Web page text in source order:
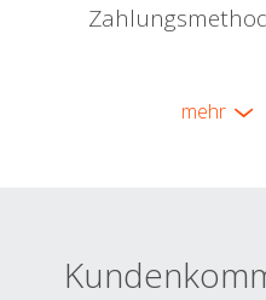
mehr